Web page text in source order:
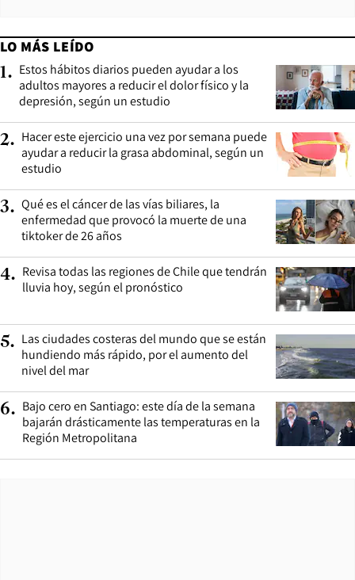
LO MÁS LEÍDO
1. Estos hábitos diarios pueden ayudar a los
adultos mayores a reducir el dolor físico y la
depresión, según un estudio
2. Hacer este ejercicio una vez por semana puede
ayudar a reducir la grasa abdominal, según un
estudio
3. Qué es el cáncer de las vías biliares, la
enfermedad que provocó la muerte de una
tiktoker de 26 años
4. Revisa todas las regiones de Chile que tendrán
lluvia hoy, según el pronóstico
5. Las ciudades costeras del mundo que se están
hundiendo más rápido, por el aumento del
nivel del mar
6. Bajo cero en Santiago: este día de la semana
bajarán drásticamente las temperaturas en la
Región Metropolitana